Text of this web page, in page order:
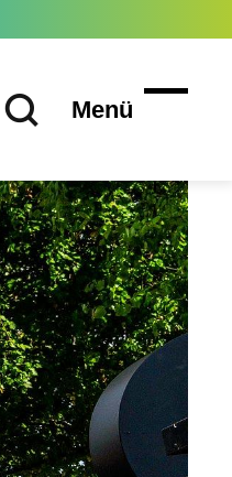
Menü